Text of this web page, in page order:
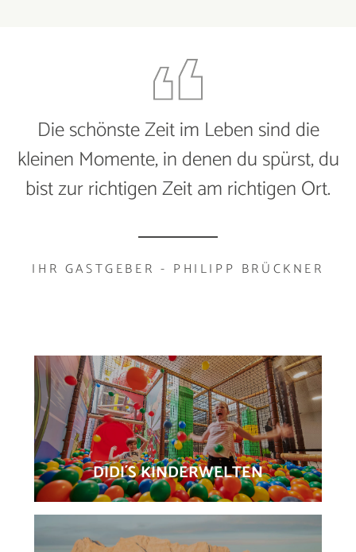
Die schönste Zeit im Leben sind die
kleinen Momente, in denen du spürst, du
bist zur richtigen Zeit am richtigen Ort.
IHR GASTGEBER - PHILIPP BRÜCKNER
DIDI´S KINDERWELTEN